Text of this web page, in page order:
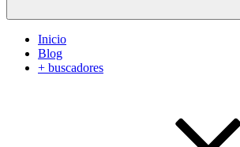
Inicio
Blog
+ buscadores